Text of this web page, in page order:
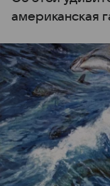
американская